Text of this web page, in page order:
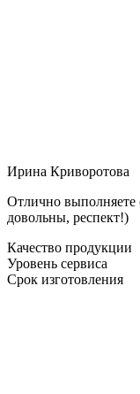
Ирина Криворотова
Отлично выполняете
довольны, респект!)
Качество продукции
Уровень сервиса
Срок изготовления